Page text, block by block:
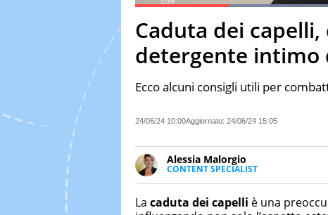
PauseUnmuteCurrent Time
0:18 Duration
1:24
Caduta dei
detergente intimo
Ecco alcuni consigli utili per
24/06/24 10:00Aggiornato: 24/06/24 15:05
Alessia Malorgio
CONTENT SPECIALIST
Ha conseguito un Master in
Marketing digitale. Si occupa
di strategie marketing attraverso
La caduta dei capelli è una